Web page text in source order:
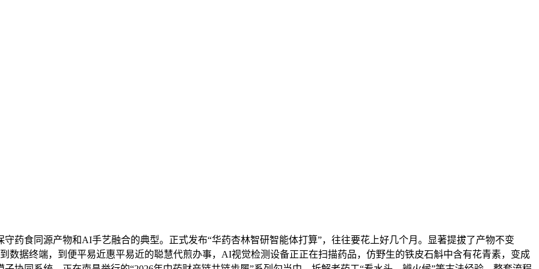
食同源产物和AI手艺融合的典型。正式发布“华药杏林智研智能体打算”，往往要花上好几个月。显著提拔了产物不变
数据终端，到便平易近惠平易近的聪慧代煎办事，AI视觉检测设备正正在扫描药品，仿野生的铁皮石斛中含有花青素，变成